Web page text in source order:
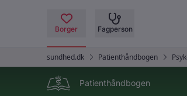
Patienthåndbogen